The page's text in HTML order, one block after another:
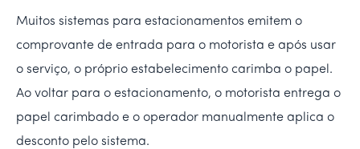
Muitos sistemas para estacionamentos emitem o
comprovante de entrada para o motorista e após usar
o serviço, o próprio estabelecimento carimba o papel.
Ao voltar para o estacionamento, o motorista entrega o
papel carimbado e o operador manualmente aplica o
desconto pelo sistema.